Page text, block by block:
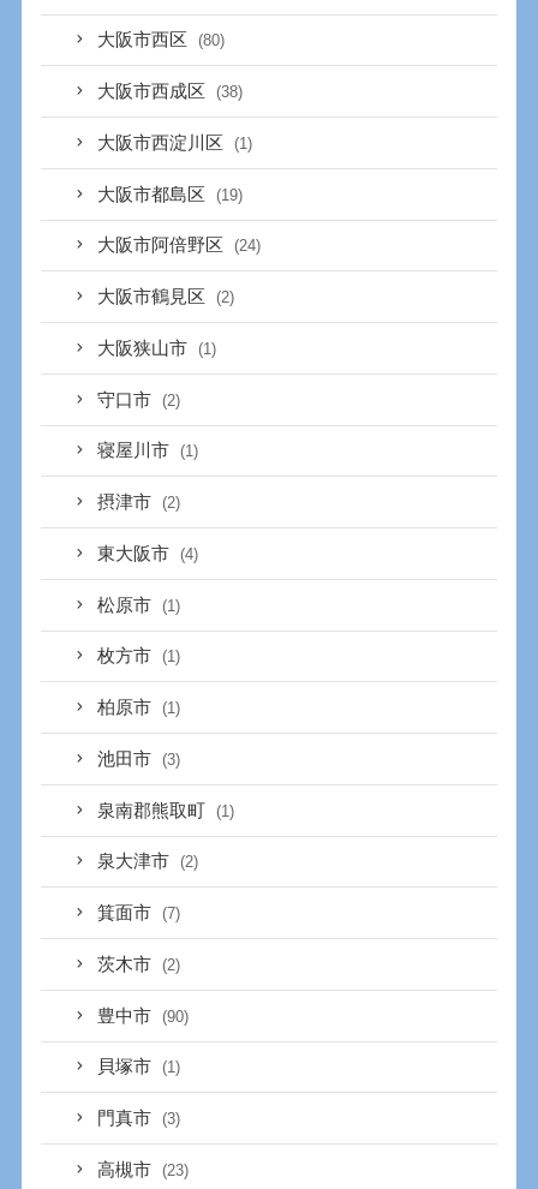
大阪市西区 (80)
大阪市西成区 (38)
大阪市西淀川区 (1)
大阪市都島区 (19)
大阪市阿倍野区 (24)
大阪市鶴見区 (2)
大阪狭山市 (1)
守口市 (2)
寝屋川市 (1)
摂津市 (2)
東大阪市 (4)
松原市 (1)
枚方市 (1)
柏原市 (1)
池田市 (3)
泉南郡熊取町 (1)
泉大津市 (2)
箕面市 (7)
茨木市 (2)
豊中市 (90)
貝塚市 (1)
門真市 (3)
高槻市 (23)